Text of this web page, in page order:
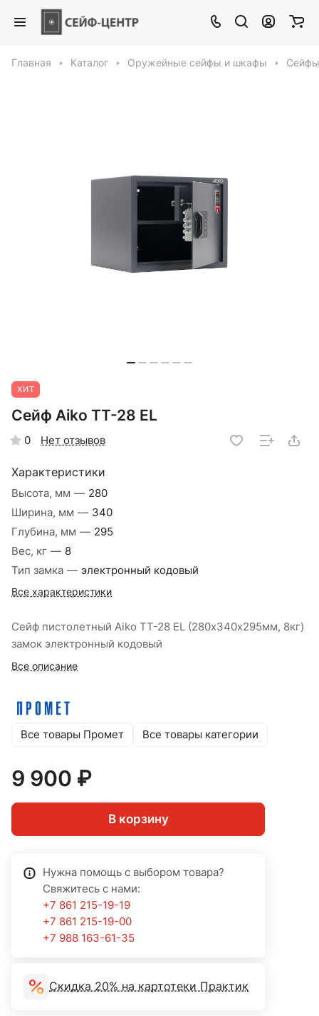
Главная Каталог Оружейные сейфы и шкафы
ХИТ
Сейф Aiko TT-28 EL
0 Нет отзывов
Характеристики
Высота, мм — 280
Ширина, мм — 340
Глубина, мм — 295
Вес, кг — 8
Тип замка — электронный кодовый
Все характеристики
Сейф пистолетный Aiko TT-28 EL (280х340х295мм, 8кг)
замок электронный кодовый
Все описание
Все товары Промет Все товары категории
9 900 ₽
В корзину
Нужна помощь с выбором товара?
Свяжитесь с нами:
+7 861 215-19-19
+7 861 215-19-00
+7 988 163-61-35
Скидка 20% на картотеки Практик